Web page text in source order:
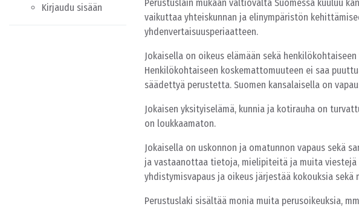
Kirjaudu sisään
Perustuslain mukaan valtiovalta Suomessa kuuluu
vaikuttaa yhteiskunnan ja elinympäristön
yhdenvertaisuusperiaatteen.
Jokaisella on oikeus elämään sekä
Henkilökohtaiseen koskemattomuuteen ei saa
säädettyä perustetta. Suomen kansalaisella on
Jokaisen yksityiselämä, kunnia ja kotirauha on
on loukkaamaton.
Jokaisella on uskonnon ja omatunnon vapaus sekä
ja vastaanottaa tietoja, mielipiteitä ja muita viestejä
yhdistymisvapaus ja oikeus järjestää kokouksia sekä
Perustuslaki sisältää monia muita perusoikeuksia,